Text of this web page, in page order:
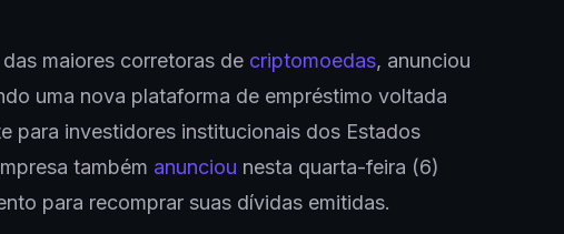
maiores corretoras decriptomoedas, anunciou
uma nova plataforma de empréstimo voltada
para investidores institucionais dos Estados
também anunciou nesta quarta-feira (6)
para recomprar suas dívidas emitidas.